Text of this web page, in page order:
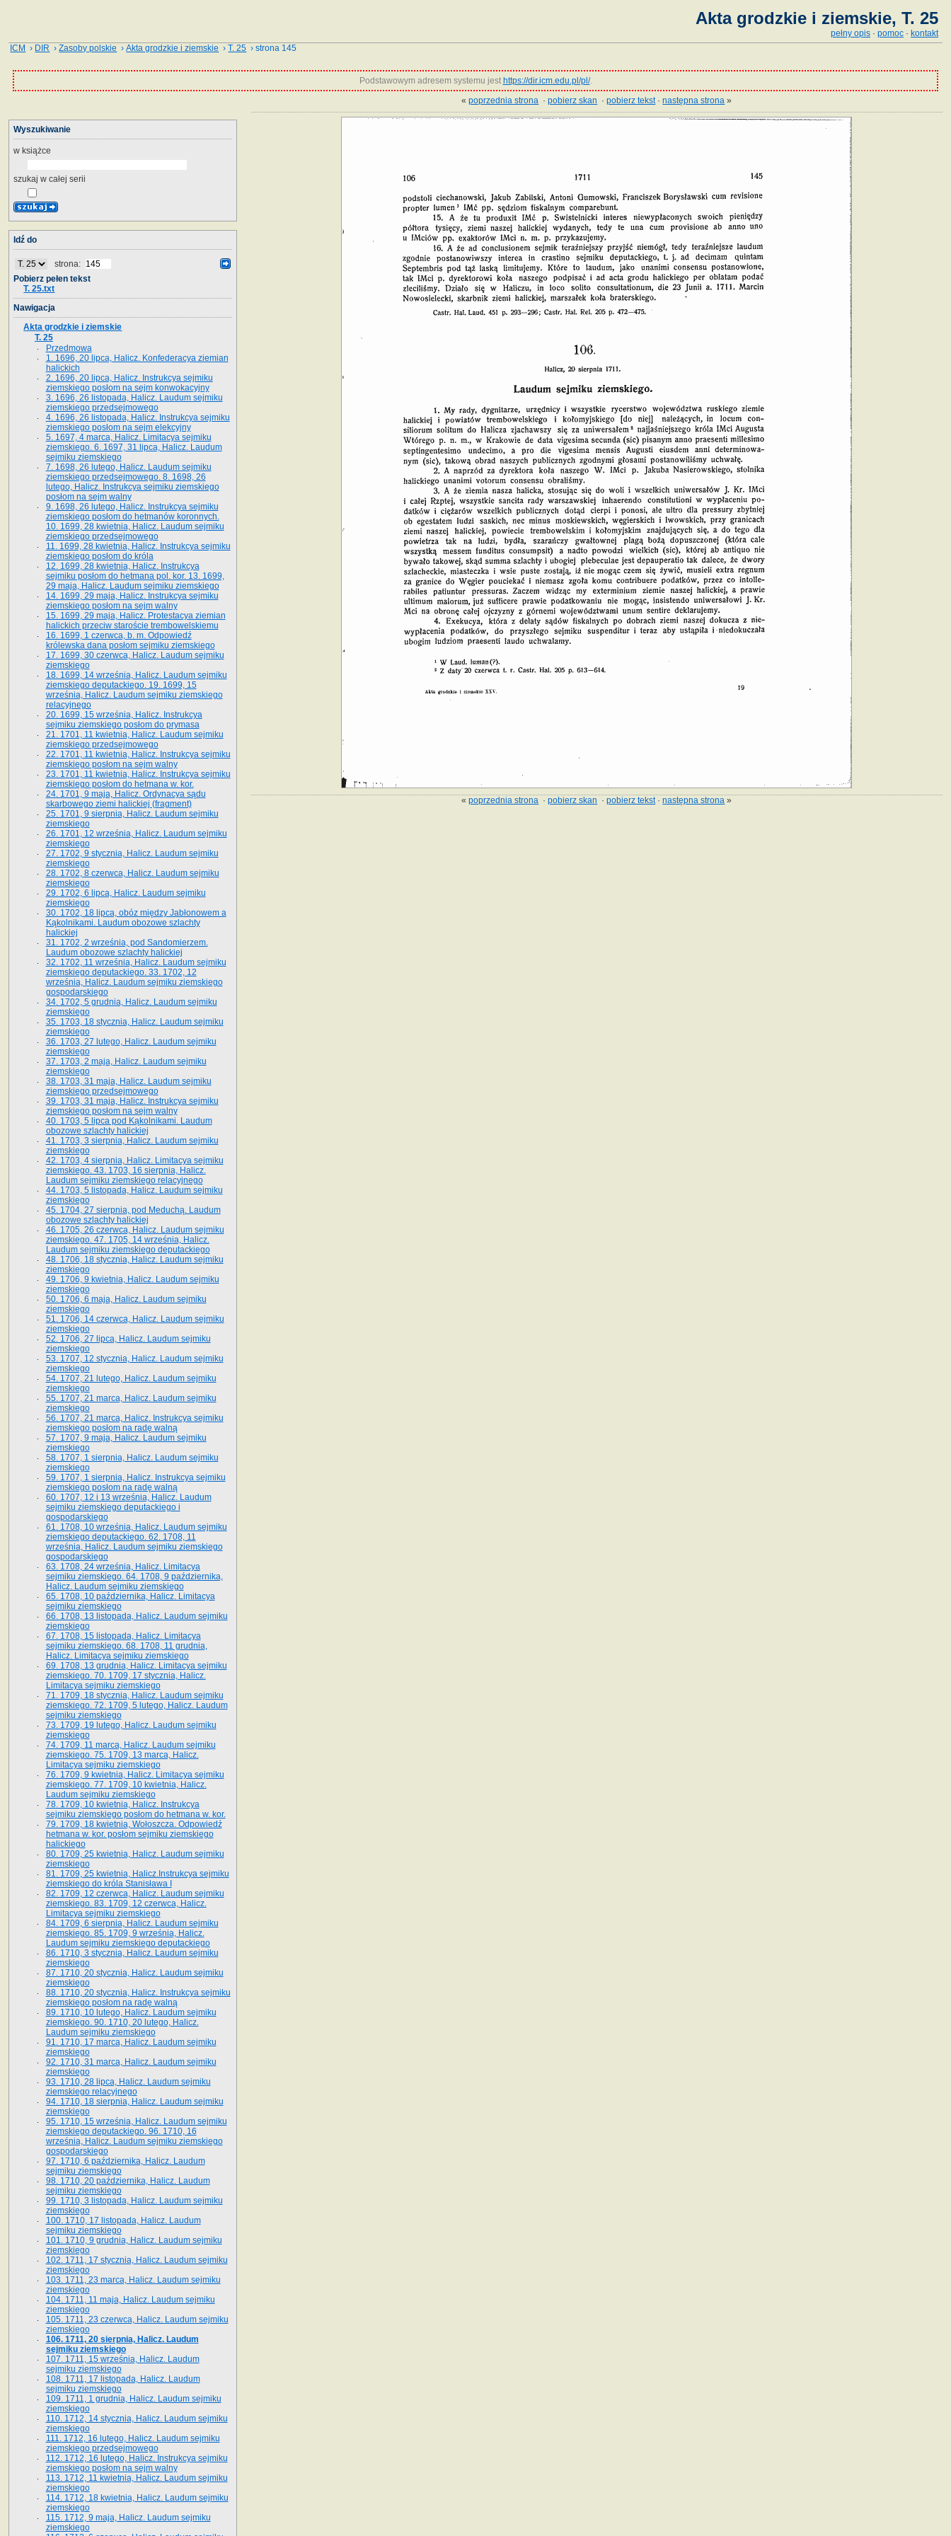
Akta grodzkie i ziemskie, T. 25
pełny opis · pomoc · kontakt
ICM › DIR ›Zasoby polskie ›Akta grodzkie i ziemskie ›T. 25 › strona 145
Podstawowym adresem systemu jest https://dir.icm.edu.pl/pl/.
«poprzednia strona ·pobierz skan ·pobierz tekst·następna strona »
«poprzednia strona ·pobierz skan ·pobierz tekst·następna strona »
Wyszukiwanie
w książce
szukaj w całej serii
Idź do
strona:
Pobierz pełen tekst
T. 25.txt
Nawigacja
Akta grodzkie i ziemskie
T. 25
Przedmowa
1. 1696, 20 lipca, Halicz. Konfederacya ziemian
halickich
2. 1696, 20 lipca, Halicz. Instrukcya sejmiku
ziemskiego posłom na sejm konwokacyjny
3. 1696, 26 listopada, Halicz. Laudum sejmiku
ziemskiego przedsejmowego
4. 1696, 26 listopada, Halicz. Instrukcya sejmiku
ziemskiego posłom na sejm elekcyjny
5. 1697, 4 marca, Halicz. Limitacya sejmiku
ziemskiego. 6. 1697, 31 lipca, Halicz. Laudum
sejmiku ziemskiego
7. 1698, 26 lutego, Halicz. Laudum sejmiku
ziemskiego przedsejmowego. 8. 1698, 26
lutego, Halicz. Instrukcya sejmiku ziemskiego
posłom na sejm walny
9. 1698, 26 lutego, Halicz. Instrukcya sejmiku
ziemskiego posłom do hetmanów koronnych.
10. 1699, 28 kwietnia, Halicz. Laudum sejmiku
ziemskiego przedsejmowego
11. 1699, 28 kwietnia, Halicz. Instrukcya sejmiku
ziemskiego posłom do króla
12. 1699, 28 kwietnia, Halicz. Instrukcya
sejmiku posłom do hetmana pol. kor. 13. 1699,
29 maja, Halicz. Laudum sejmiku ziemskiego
14. 1699, 29 maja, Halicz. Instrukcya sejmiku
ziemskiego posłom na sejm walny
15. 1699, 29 maja, Halicz. Protestacya ziemian
halickich przeciw staroście trembowelskiemu
16. 1699, 1 czerwca, b. m. Odpowiedź
królewska dana posłom sejmiku ziemskiego
17. 1699, 30 czerwca, Halicz. Laudum sejmiku
ziemskiego
18. 1699, 14 września, Halicz. Laudum sejmiku
ziemskiego deputackiego. 19. 1699, 15
września, Halicz. Laudum sejmiku ziemskiego
relacyjnego
20. 1699, 15 września, Halicz. Instrukcya
sejmiku ziemskiego posłom do prymasa
21. 1701, 11 kwietnia, Halicz. Laudum sejmiku
ziemskiego przedsejmowego
22. 1701, 11 kwietnia, Halicz. Instrukcya sejmiku
ziemskiego posłom na sejm walny
23. 1701, 11 kwietnia, Halicz. Instrukcya sejmiku
ziemskiego posłom do hetmana w. kor.
24. 1701, 9 maja, Halicz. Ordynacya sądu
skarbowego ziemi halickiej (fragment)
25. 1701, 9 sierpnia, Halicz. Laudum sejmiku
ziemskiego
26. 1701, 12 września, Halicz. Laudum sejmiku
ziemskiego
27. 1702, 9 stycznia, Halicz. Laudum sejmiku
ziemskiego
28. 1702, 8 czerwca, Halicz. Laudum sejmiku
ziemskiego
29. 1702, 6 lipca, Halicz. Laudum sejmiku
ziemskiego
30. 1702, 18 lipca, obóz między Jabłonowem a
Kąkolnikami. Laudum obozowe szlachty
halickiej
31. 1702, 2 września, pod Sandomierzem.
Laudum obozowe szlachty halickiej
32. 1702, 11 września, Halicz. Laudum sejmiku
ziemskiego deputackiego. 33. 1702, 12
września, Halicz. Laudum sejmiku ziemskiego
gospodarskiego
34. 1702, 5 grudnia, Halicz. Laudum sejmiku
ziemskiego
35. 1703, 18 stycznia, Halicz. Laudum sejmiku
ziemskiego
36. 1703, 27 lutego, Halicz. Laudum sejmiku
ziemskiego
37. 1703, 2 maja, Halicz. Laudum sejmiku
ziemskiego
38. 1703, 31 maja, Halicz. Laudum sejmiku
ziemskiego przedsejmowego
39. 1703, 31 maja, Halicz. Instrukcya sejmiku
ziemskiego posłom na sejm walny
40. 1703, 5 lipca pod Kąkolnikami. Laudum
obozowe szlachty halickiej
41­. 1703, 3 sierpnia, Halicz. Laudum sejmiku
ziemskiego
42. 1703, 4 sierpnia, Halicz. Limitacya sejmiku
ziemskiego. 43. 1703, 16 sierpnia, Halicz.
Laudum sejmiku ziemskiego relacyjnego
44. 1703, 5 listopada, Halicz. Laudum sejmiku
ziemskiego
45. 1704, 27 sierpnia, pod Meduchą. Laudum
obozowe szlachty halickiej
46. 1705, 26 czerwca, Halicz. Laudum sejmiku
ziemskiego. 47. 1705, 14 września, Halicz.
Laudum sejmiku ziemskiego deputackiego
48. 1706, 18 stycznia, Halicz. Laudum sejmiku
ziemskiego
49. 1706, 9 kwietnia, Halicz. Laudum sejmiku
ziemskiego
50. 1706, 6 maja, Halicz. Laudum sejmiku
ziemskiego
51. 1706, 14 czerwca, Halicz. Laudum sejmiku
ziemskiego
52. 1706, 27 lipca, Halicz. Laudum sejmiku
ziemskiego
53. 1707, 12 stycznia, Halicz. Laudum sejmiku
ziemskiego
54. 1707, 21 lutego, Halicz. Laudum sejmiku
ziemskiego
55. 1707, 21 marca, Halicz. Laudum sejmiku
ziemskiego
56. 1707, 21 marca, Halicz. Instrukcya sejmiku
ziemskiego posłom na radę walną
57. 1707, 9 maja, Halicz. Laudum sejmiku
ziemskiego
58. 1707, 1 sierpnia, Halicz. Laudum sejmiku
ziemskiego
59. 1707, 1 sierpnia, Halicz. Instrukcya sejmiku
ziemskiego posłom na radę walną
60. 1707, 12 i 13 września, Halicz. Laudum
sejmiku ziemskiego deputackiego i
gospodarskiego
61. 1708, 10 września, Halicz. Laudum sejmiku
ziemskiego deputackiego. 62. 1708, 11
września, Halicz. Laudum sejmiku ziemskiego
gospodarskiego
63. 1708, 24 września, Halicz. Limitacya
sejmiku ziemskiego. 64. 1708, 9 października,
Halicz. Laudum sejmiku ziemskiego
65­. 1708, 10 października, Halicz. Limitacya
sejmiku ziemskiego
66. 1708, 13 listopada, Halicz. Laudum sejmiku
ziemskiego
67. 1708, 15 listopada, Halicz. Limitacya
sejmiku ziemskiego. 68. 1708, 11 grudnia,
Halicz. Limitacya sejmiku ziemskiego
69. 1708, 13 grudnia, Halicz. Limitacya sejmiku
ziemskiego. 70. 1709, 17 stycznia, Halicz.
Limitacya sejmiku ziemskiego
71. 1709, 18 stycznia, Halicz. Laudum sejmiku
ziemskiego. 72. 1709, 5 lutego, Halicz. Laudum
sejmiku ziemskiego
73. 1709, 19 lutego, Halicz. Laudum sejmiku
ziemskiego
74. 1709, 11 marca, Halicz. Laudum sejmiku
ziemskiego. 75. 1709, 13 marca, Halicz.
Limitacya sejmiku ziemskiego
76. 1709, 9 kwietnia, Halicz. Limitacya sejmiku
ziemskiego. 77. 1709, 10 kwietnia, Halicz.
Laudum sejmiku ziemskiego
78. 1709, 10 kwietnia, Halicz. Instrukcya
sejmiku ziemskiego posłom do hetmana w. kor.
79. 1709, 18 kwietnia, Wołoszcza. Odpowiedź
hetmana w. kor. posłom sejmiku ziemskiego
halickiego
80. 1709, 25 kwietnia, Halicz. Laudum sejmiku
ziemskiego
81. 1709, 25 kwietnia, Halicz.Instrukcya sejmiku
ziemskiego do króla Stanisława I
82. 1709, 12 czerwca, Halicz. Laudum sejmiku
ziemskiego. 83. 1709, 12 czerwca, Halicz.
Limitacya sejmiku ziemskiego
84. 1709, 6 sierpnia, Halicz. Laudum sejmiku
ziemskiego. 85. 1709, 9 września, Halicz.
Laudum sejmiku ziemskiego deputackiego
86. 1710, 3 stycznia, Halicz. Laudum sejmiku
ziemskiego
87. 1710, 20 stycznia, Halicz. Laudum sejmiku
ziemskiego
88. 1710, 20 stycznia, Halicz. Instrukcya sejmiku
ziemskiego posłom na radę walną
89. 1710, 10 lutego, Halicz. Laudum sejmiku
ziemskiego. 90. 1710, 20 lutego, Halicz.
Laudum sejmiku ziemskiego
91. 1710, 17 marca, Halicz. Laudum sejmiku
ziemskiego
92. 1710, 31 marca, Halicz. Laudum sejmiku
ziemskiego
93. 1710, 28 lipca, Halicz. Laudum sejmiku
ziemskiego relacyjnego
94. 1710, 18 sierpnia, Halicz. Laudum sejmiku
ziemskiego
95. 1710, 15 września, Halicz. Laudum sejmiku
ziemskiego deputackiego. 96. 1710, 16
września, Halicz. Laudum sejmiku ziemskiego
gospodarskiego
97. 1710, 6 października, Halicz. Laudum
sejmiku ziemskiego
98. 1710, 20 października, Halicz. Laudum
sejmiku ziemskiego
99. 1710, 3 listopada, Halicz. Laudum sejmiku
ziemskiego
100. 1710, 17 listopada, Halicz. Laudum
sejmiku ziemskiego
101. 1710, 9 grudnia, Halicz. Laudum sejmiku
ziemskiego
102. 1711, 17 stycznia, Halicz. Laudum sejmiku
ziemskiego
103. 1711, 23 marca, Halicz. Laudum sejmiku
ziemskiego
104. 1711, 11 maja, Halicz. Laudum sejmiku
ziemskiego
105. 1711, 23 czerwca, Halicz. Laudum sejmiku
ziemskiego
106. 1711, 20 sierpnia, Halicz. Laudum
sejmiku ziemskiego
107. 1711, 15 września, Halicz. Laudum
sejmiku ziemskiego
108. 1711, 17 listopada, Halicz. Laudum
sejmiku ziemskiego
109. 1711, 1 grudnia, Halicz. Laudum sejmiku
ziemskiego
110. 1712, 14 stycznia, Halicz. Laudum sejmiku
ziemskiego
111. 1712, 16 lutego, Halicz. Laudum sejmiku
ziemskiego przedsejmowego
112. 1712, 16 lutego, Halicz. Instrukcya sejmiku
ziemskiego posłom na sejm walny
113. 1712, 11 kwietnia, Halicz. Laudum sejmiku
ziemskiego
114. 1712, 18 kwietnia, Halicz. Laudum sejmiku
ziemskiego
115. 1712, 9 maja, Halicz. Laudum sejmiku
ziemskiego